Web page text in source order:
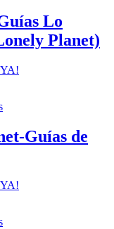
Lo
Planet)
Guías de